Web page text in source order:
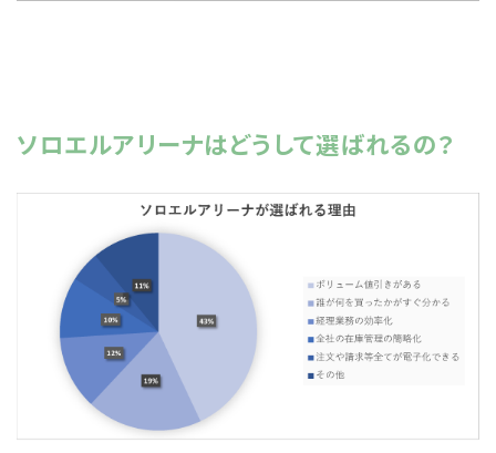
ソロエルアリーナはどうして選ばれるの？